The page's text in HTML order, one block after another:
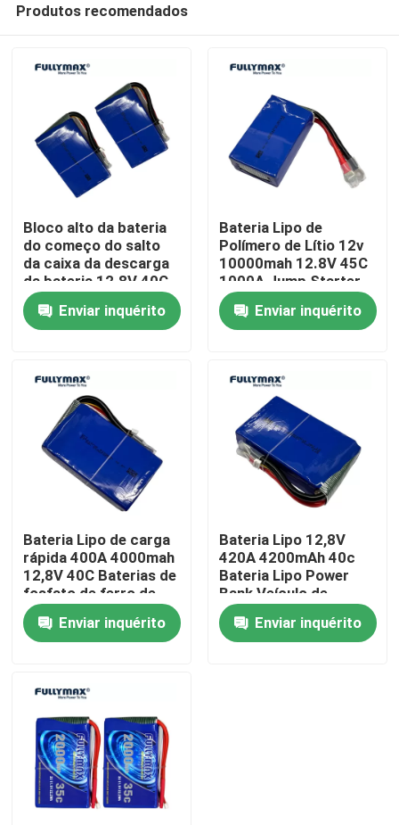
Casa
Quem Somos
Fábrica
Controle de Qualidade
Fale Conosco
notícias
Bateria Elétrica para Aeronaves
Bateria do zangão do UAV
Produtos recomendados
Bloco alto da bateria
do começo do salto
da caixa da descarga
da bateria 12.8V 40C
350A de Lipo
3500mah para o carro
Enviar inquérito
Bateria Lipo de
Polímero de Lítio 12v
10000mah 12.8V 45C
1000A Jump Starter
Pack de Bateria
BoosterEnviar inquérito
Bateria Lipo de carga
rápida 400A 4000mah
12,8V 40C Baterias de
fosfato de ferro de
lítio Power Bank
Enviar inquérito
Bateria Lipo 12,8V
420A 4200mAh 40c
Bateria Lipo Power
Bank Veículo de
Emergência Jump
Start Bateria Lipo
Enviar inquérito